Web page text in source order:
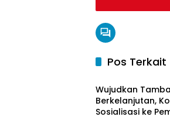
Pos Terkait
Musi Banyuasin
Wujudkan
Berkelanjutan,
Sosialisasi ke
Musi Banyuasin